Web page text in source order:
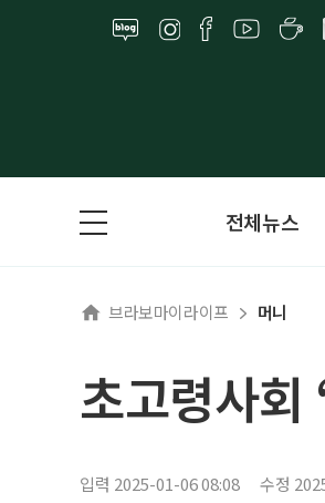
전체뉴스
브라보마이라이프 머니
초고령사회
입력 2025-01-06 08:08 수정